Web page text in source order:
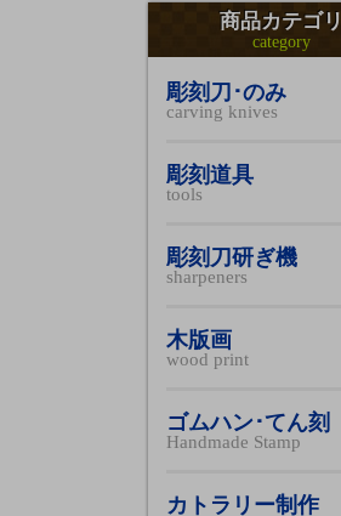
商品カテゴリ
category
彫刻刀･のみ
carving knives
彫刻道具
tools
彫刻刀研ぎ機
sharpeners
木版画
wood print
ゴムハン･てん刻
Handmade Stamp
カトラリー制作